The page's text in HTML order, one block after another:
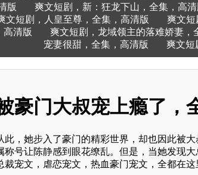
版
爽文短剧，新：狂龙下山，全集，高清
文短剧，人皇至尊，全集，高清版 爽文短
高清版
爽文短剧，龙域领主的落难娇妻，
宠妻很甜，全集，高清版
爽文短
豪门大叔宠上瘾了，
，她步入了豪门的精彩世界，却也因此被大
号让陈静感到眼花缭乱。但是，当她发现
宠文，虐恋宠文，热血豪门宠文，全都在